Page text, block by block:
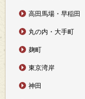
高田馬場・早稲田
丸の内・大手町
麹町
東京湾岸
神田